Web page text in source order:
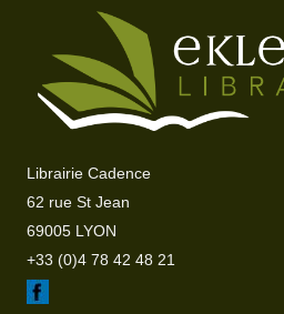
Librairie Cadence
62 rue St Jean
69005 LYON
+33 (0)4 78 42 48 21